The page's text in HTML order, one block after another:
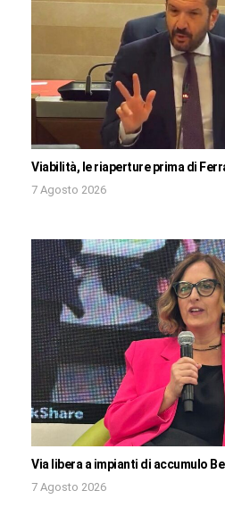
Viabilità, le riaperture prima di
7 Agosto 2026
Via libera a impianti di accumulo
7 Agosto 2026